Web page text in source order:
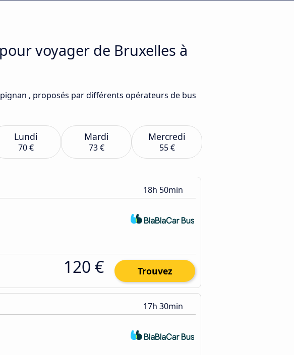
voyager de Bruxelles à
, proposés par différents opérateurs de bus
Lundi
70 €
Mardi
73 €
Mercredi
55 €
18h 50min
120 € Trouvez
17h 30min